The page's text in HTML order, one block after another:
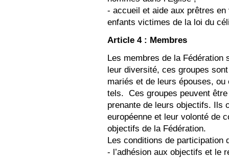
- accueil et aide aux prêtres
enfants victimes de la loi du
Article 4 : Membres
Les membres de la Fédération
leur diversité, ces groupes
mariés et de leurs épouses,
tels. Ces groupes peuvent
prenante de leurs objectifs. Ils
européenne et leur volonté de
objectifs de la Fédération.
Les conditions de participation
- l’adhésion aux objectifs et le